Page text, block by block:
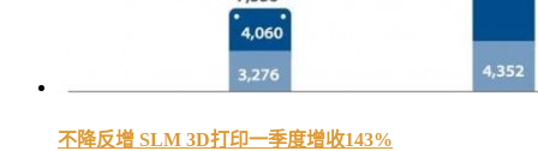
不降反增 SLM 3D打印一季度增收143%